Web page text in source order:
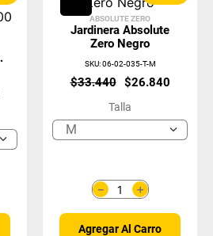
ABSOLUTE ZERO
Jardinera Absolute
Zero Negro
SKU:06-02-035-T-M
$33.440 $26.840
Talla
M
＋
－
Agregar Al Carro